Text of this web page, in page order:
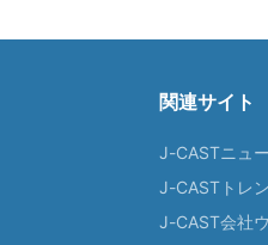
関連サイト
J-CASTニュ
J-CASTトレ
J-CAST会社